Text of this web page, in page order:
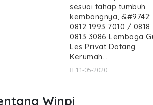
Gunung Sahari,
Les Privat
Privat Calistung
sesuai tahap tumbuh
kembangnya, &#9742;
0812 1993 7010 / 0818
0813 3086 Lembaga
Les Privat Datang
Kerumah…
11-05-2020
Winpi